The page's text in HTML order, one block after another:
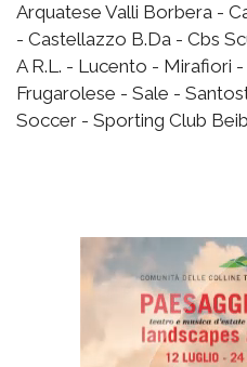
Arquatese Valli Borbera -
- Castellazzo B.Da - Cbs
A R.L. - Lucento - Mirafiori
Frugarolese - Sale -
Soccer - Sporting Club